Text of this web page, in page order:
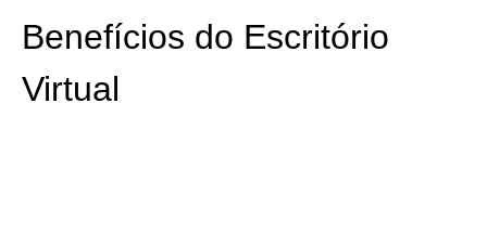
Benefícios do Escritório
Virtual